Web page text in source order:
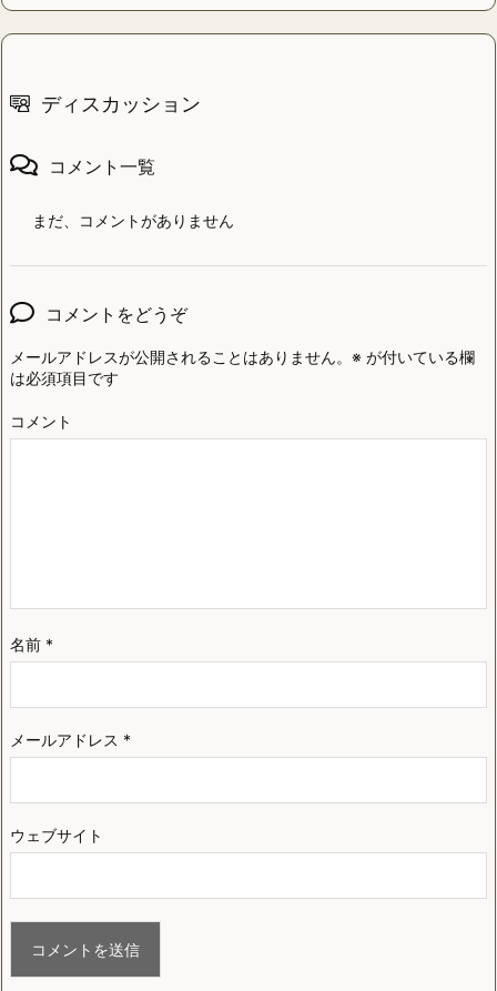
ディスカッション
コメント一覧
まだ、コメントがありません
コメントをどうぞ
メールアドレスが公開されることはありません。 ※ が付いている欄
は必須項目です
コメント
名前 *
メールアドレス *
ウェブサイト